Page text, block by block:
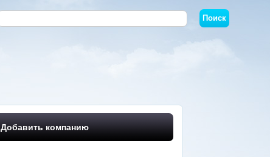
Добавить компанию